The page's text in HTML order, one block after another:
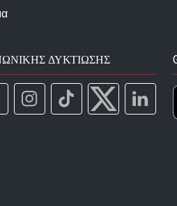
ΔΥΚΤΊΩΣΗΣ